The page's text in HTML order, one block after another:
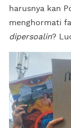
harusnya kan
menghormati
dipersoalin?